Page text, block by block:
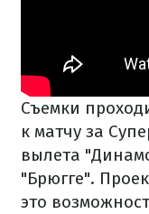
Съемки
к матчу за
вылета
"Брюгге".
это